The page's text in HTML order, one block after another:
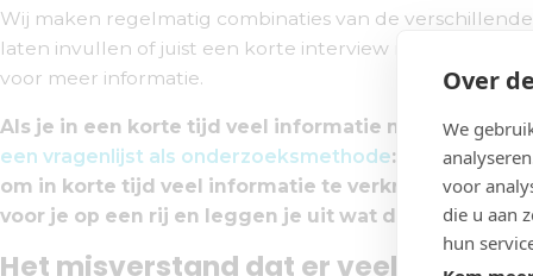
Wij maken regelmatig combinaties van de
laten invullen of juist een korte interview met ze
voor meer informatie.
Als je in een korte tijd veel informatie nodig hebt
een vragenlijst als onderzoeksmethode: op een
om in korte tijd veel informatie te verkrijgen van je
voor je op een rij en leggen je uit wat de
Het misverstand dat er veel tijd gaat
Over
We
voor
die u aan
hun